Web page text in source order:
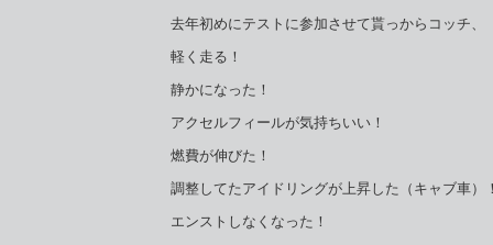
去年初めにテストに参加させて貰っからコッチ、
軽く走る！
静かになった！
アクセルフィールが気持ちいい！
燃費が伸びた！
調整してたアイドリングが上昇した（キャブ車）
エンストしなくなった！